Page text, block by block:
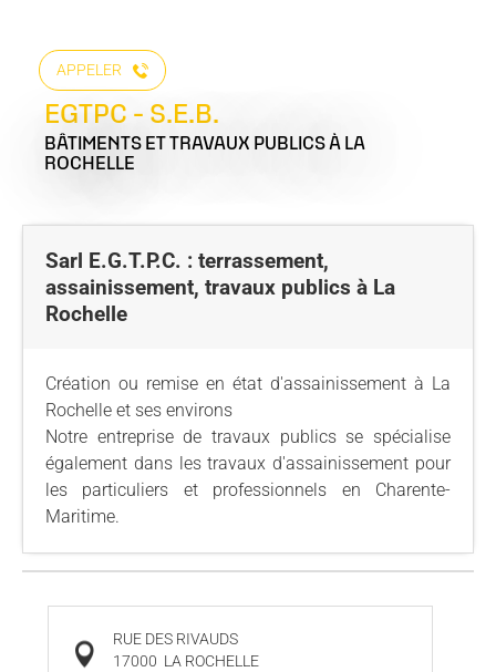
APPELER
EGTPC - S.E.B.
BÂTIMENTS ET TRAVAUX PUBLICS À LA
ROCHELLE
Sarl E.G.T.P.C. : terrassement,
assainissement, travaux publics à La
Rochelle
Création ou remise en état d'assainissement à La
Rochelle et ses environs
Notre entreprise de travaux publics se spécialise
également dans les travaux d'assainissement pour
les particuliers et professionnels en Charente-
Maritime.
RUE DES RIVAUDS
17000 LA ROCHELLE